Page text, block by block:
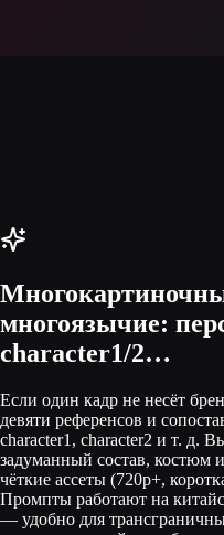
многоязычие:
character1/2…
Если один кадр не несёт
девяти референсов и
character1, character2 и т. д.
задуманный состав, костюм
чёткие ассеты (720p+,
Промпты работают на
— удобно для